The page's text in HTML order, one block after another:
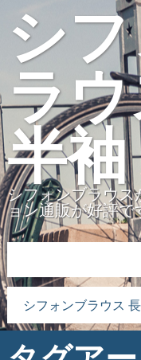
シ
ラ
半袖
シフォンブラウ
ョン通販が好評で
検索:
シフォンブラウス